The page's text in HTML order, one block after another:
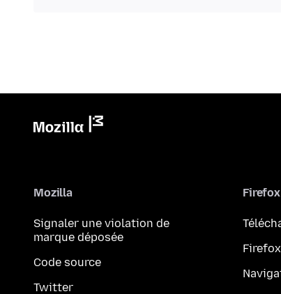
Mozilla
Signaler une violation de
marque déposée
Code source
Twitter
Firefox